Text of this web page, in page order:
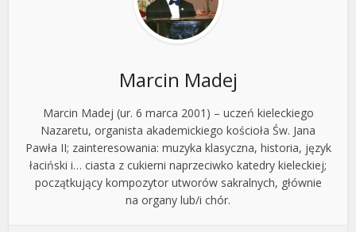
Marcin Madej
Marcin Madej (ur. 6 marca 2001) – uczeń kieleckiego
Nazaretu, organista akademickiego kościoła Św. Jana
Pawła II; zainteresowania: muzyka klasyczna, historia, język
łaciński i… ciasta z cukierni naprzeciwko katedry kieleckiej;
początkujący kompozytor utworów sakralnych, głównie
na organy lub/i chór.